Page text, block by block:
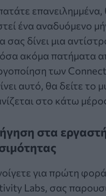
επανειλημμένα,
ένα αναδυόμενο
σας δίνει μια
ακόμα πατήματα
των
αυτό, θα δείτε το
στο κάτω
στα
για πρώτη
Labs, σας